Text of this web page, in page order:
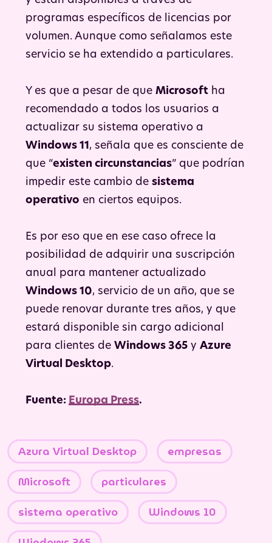
programas específicos de licencias por
volumen. Aunque como señalamos este
servicio se ha extendido a particulares.
Y es que a pesar de que Microsoft ha
recomendado a todos los usuarios a
actualizar su sistema operativo a
Windows 11 , señala que es consciente de
que “existen circunstancias” que podrían
impedir este cambio de sistema
operativo en ciertos equipos.
Es por eso que en ese caso ofrece la
posibilidad de adquirir una suscripción
anual para mantener actualizado
Windows 10, servicio de un año, que se
puede renovar durante tres años, y que
estará disponible sin cargo adicional
para clientes de Windows 365 y Azure
Virtual Desktop.
Fuente: Europa Press.
Azura Virtual Desktop
empresas
Microsoft
particulares
sistema operativo
Windows 10